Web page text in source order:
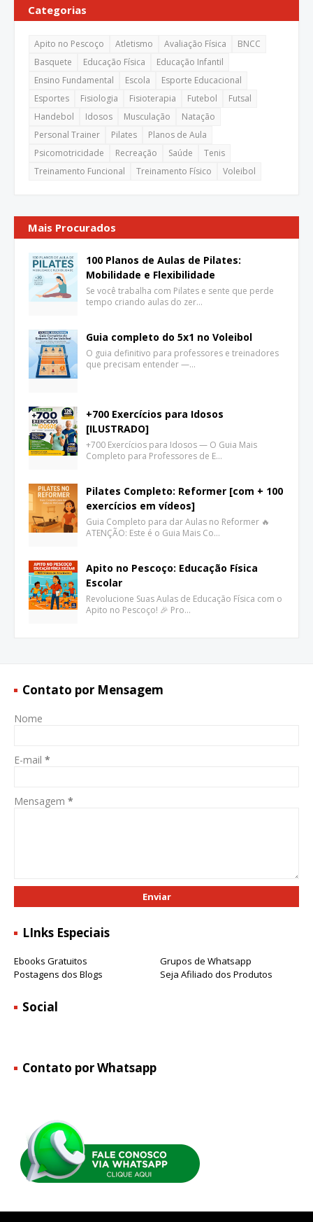
Categorias
Apito no Pescoço Atletismo Avaliação Física
BNCC
Basquete
Educação Física
Educação Infantil
Ensino Fundamental
Escola
Esporte Educacional
Esportes
Fisiologia Fisioterapia Futebol
Futsal
Handebol
Idosos Musculação
Natação
Personal Trainer
Pilates
Planos de Aula
Psicomotricidade
Recreação Saúde
Tenis
Treinamento Funcional
Treinamento Físico Voleibol
Mais Procurados
100 Planos de Aulas de Pilates:
Mobilidade e Flexibilidade
Se você trabalha com Pilates e sente que perde
tempo criando aulas do zer…
Guia completo do 5x1 no Voleibol
O guia definitivo para professores e treinadores
que precisam entender —…
+700 Exercícios para Idosos
[ILUSTRADO]
+700 Exercícios para Idosos — O Guia Mais
Completo para Professores de E…
Pilates Completo: Reformer [com + 100
exercícios em vídeos]
Guia Completo para dar Aulas no Reformer 🔥
ATENÇÃO: Este é o Guia Mais Co…
Apito no Pescoço: Educação Física
Escolar
Revolucione Suas Aulas de Educação Física com o
Apito no Pescoço! 🎉 Pro…
Contato por Mensagem
Nome
E-mail *
Mensagem *
LInks Especiais
Ebooks Gratuitos
Grupos de Whatsapp
Postagens dos Blogs
Seja Afiliado dos Produtos
Social
Contato por Whatsapp